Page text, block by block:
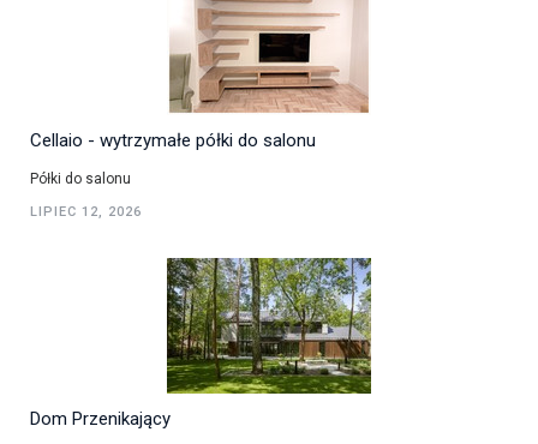
Cellaio - wytrzymałe półki do salonu
Półki do salonu
LIPIEC 12, 2026
Dom Przenikający